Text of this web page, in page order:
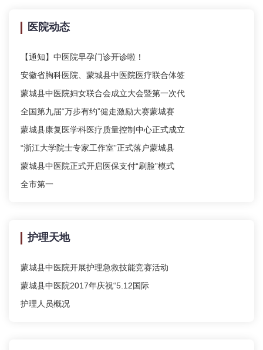
医院动态
【通知】中医院早孕门诊开诊啦！
安徽省胸科医院、蒙城县中医院医疗联合体签
蒙城县中医院妇女联合会成立大会暨第一次代
全国第九届“万步有约”健走激励大赛蒙城赛
蒙城县康复医学科医疗质量控制中心正式成立
“浙江大学院士专家工作室”正式落户蒙城县
蒙城县中医院正式开启医保支付“刷脸”模式
全市第一
护理天地
蒙城县中医院开展护理急救技能竞赛活动
蒙城县中医院2017年庆祝“5.12国际
护理人员概况